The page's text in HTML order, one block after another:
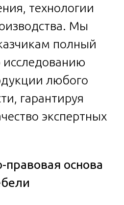
технологии
Мы
полный
исследованию
любого
гарантируя
экспертных
основа